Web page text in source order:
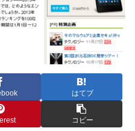
はてブ
コピー